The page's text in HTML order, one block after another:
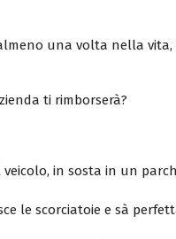
una volta nella
ti rimborserà?
in sosta in un
le scorciatoie e sà